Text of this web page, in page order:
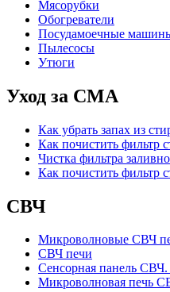
Мясорубки
Обогреватели
Посудамоечные
Пылесосы
Утюги
Уход за СМА
Как убрать запах из
Как почистить фильтр
Чистка фильтра
Как почистить фильтр
СВЧ
Микроволновые СВЧ
СВЧ печи
Сенсорная панель СВЧ.
Микроволновая печь